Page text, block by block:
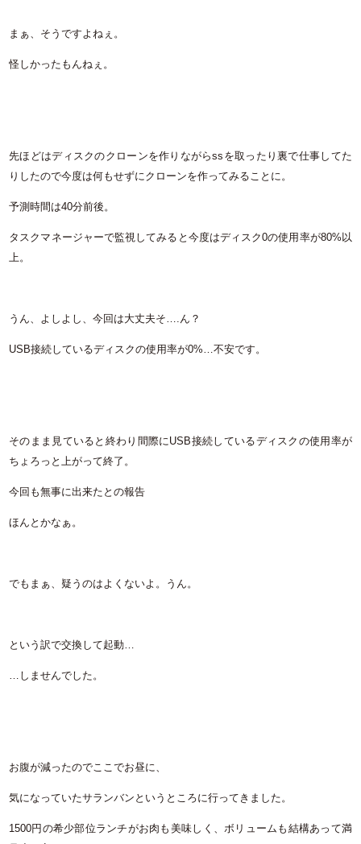
まぁ、そうですよねぇ。
怪しかったもんねぇ。
先ほどはディスクのクローンを作りながらssを取ったり裏で仕事してた
りしたので今度は何もせずにクローンを作ってみることに。
予測時間は40分前後。
タスクマネージャーで監視してみると今度はディスク0の使用率が80%以
上。
うん、よしよし、今回は大丈夫そ….ん？
USB接続しているディスクの使用率が0%…不安です。
そのまま見ていると終わり間際にUSB接続しているディスクの使用率が
ちょろっと上がって終了。
今回も無事に出来たとの報告
ほんとかなぁ。
でもまぁ、疑うのはよくないよ。うん。
という訳で交換して起動…
…しませんでした。
お腹が減ったのでここでお昼に、
気になっていたサランバンというところに行ってきました。
1500円の希少部位ランチがお肉も美味しく、ボリュームも結構あって満